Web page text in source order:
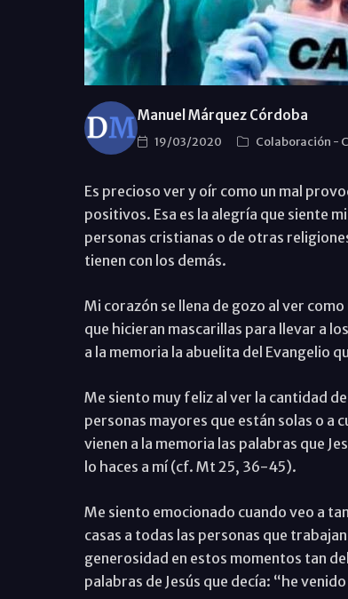
Manuel Márquez Córdoba
19/03/2020 Colaboración -
Es precioso ver y oír como un mal
positivos. Esa es la alegría que siente
personas cristianas o de otras
tienen con los demás.
Mi corazón se llena de gozo al ver
que hicieran mascarillas para llevar a
a la memoria la abuelita del Evangelio
Me siento muy feliz al ver la cantidad
personas mayores que están solas o a
vienen a la memoria las palabras que
lo haces a mí (cf. Mt 25, 36-45).
Me siento emocionado cuando veo a
casas a todas las personas que
generosidad en estos momentos tan
palabras de Jesús que decía: “he